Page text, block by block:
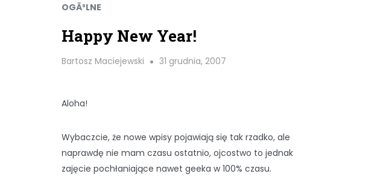
OGÃ³LNE
Happy New Year!
Bartosz Maciejewski 31 grudnia, 2007
Aloha!
Wybaczcie, że nowe wpisy pojawiają się tak rzadko, ale
naprawdę nie mam czasu ostatnio, ojcostwo to jednak
zajęcie pochłaniające nawet geeka w 100% czasu.